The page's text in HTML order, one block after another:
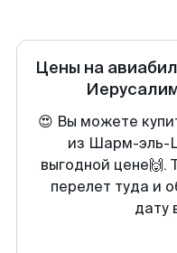
Цены на
😍 Вы можете
из Шарм-эль-
выгодной
перелет туда и
дату